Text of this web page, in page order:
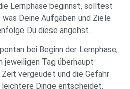
Lernphase beginnst, solltest
Deine Aufgaben und Ziele
Du diese angehst.
bei Beginn der Lernphase,
jeweiligen Tag überhaupt
vergeudet und die Gefahr
Dinge entscheidet,